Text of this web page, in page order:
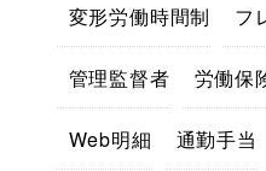
変形労働時間制 フ
管理監督者 労働保
Web明細 通勤手当